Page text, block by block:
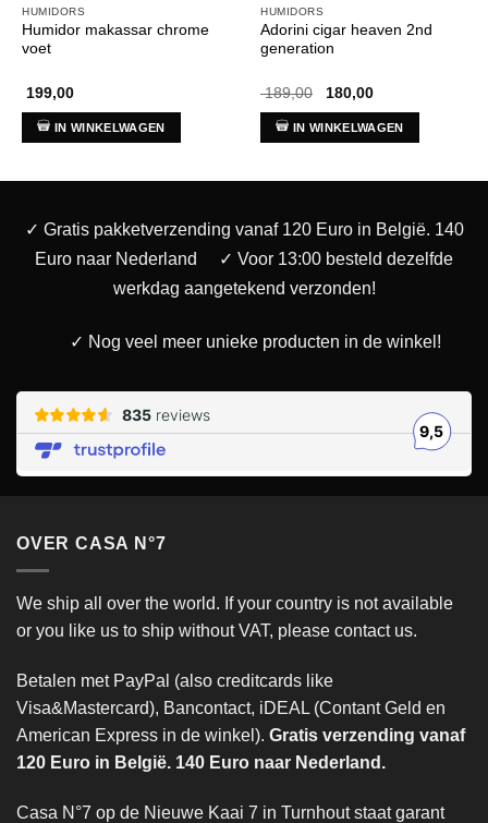
HUMIDORS
Humidor makassar chrome
voet
199,00
IN WINKELWAGEN
HUMIDORS
Adorini cigar heaven 2nd
generation
189,00
Oorspronkelijke
was:
€ 189,00.
180,00Huidige
is:
€ 180,00.
IN WINKELWAGEN
✓ Gratis pakketverzending vanaf 120 Euro in België. 140
Euro naar Nederland
✓ Voor 13:00 besteld dezelfde
werkdag aangetekend verzonden!
✓ Nog veel meer unieke producten in de winkel!
OVER CASA N°7
We ship all over the world. If your country is not available
or you like us to ship without VAT, please contact us.
Betalen met PayPal (also creditcards like
Visa&Mastercard), Bancontact, iDEAL (Contant Geld en
American Express in de winkel). Gratis verzending vanaf
120 Euro in België. 140 Euro naar Nederland.
Casa N°7 op de Nieuwe Kaai 7 in Turnhout staat garant